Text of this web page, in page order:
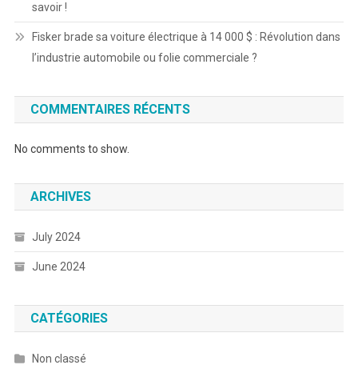
savoir !
Fisker brade sa voiture électrique à 14 000 $ : Révolution dans
l’industrie automobile ou folie commerciale ?
COMMENTAIRES RÉCENTS
No comments to show.
ARCHIVES
July 2024
June 2024
CATÉGORIES
Non classé